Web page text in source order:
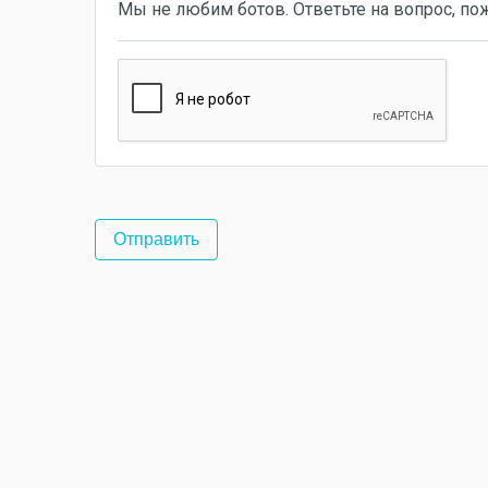
Мы не любим ботов. Ответьте на вопрос,